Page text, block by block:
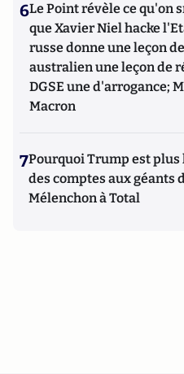
6Le Point révèle ce qu'on
que Xavier Niel hacke
russe donne une leçon
australien une leçon de
DGSE une d'arrogance;
Macron
7Pourquoi Trump est
des comptes aux géants
Mélenchon à Total